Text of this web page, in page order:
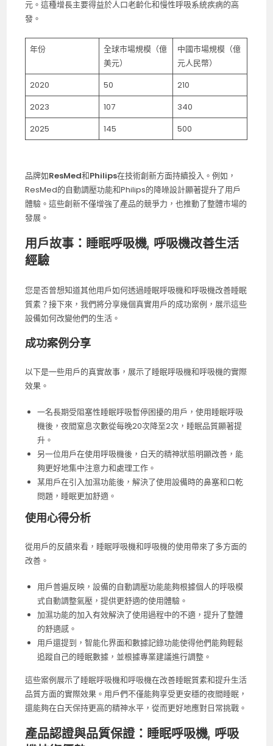
元。這種增長主要得益於人口老齡化和慢性呼吸系統疾病的高
發。
年份
全球市場規模（億
美元）
中國市場規模（億
元人民幣）
2020
50
210
2023
107
340
2025
145 500
品牌如ResMed和Philips在技術創新方面持續投入。例如，
ResMed的自動調壓功能和Philips的降噪設計顯著提升了用戶
體驗。這些創新不僅增強了產品的競爭力，也推動了整體市場的
發展。
用戶故事：睡眠呼吸機, 呼吸機改善生活
經驗
您是否曾想知道其他用戶如何透過睡眠呼吸機和呼吸機改善睡眠
質素？接下來，我們將分享幾個真實用戶的成功案例，展示這些
設備如何改變他們的生活。
成功案例分享
以下是一些用戶的真實故事，展示了睡眠呼吸機和呼吸機的實際
效果。
一名長期受阻塞性睡眠呼吸暫停困擾的用戶，使用睡眠呼吸
機後，夜間窒息次數從每晚20次降至2次，睡眠品質顯著提
升。
另一位用戶在使用呼吸機後，白天的精神狀態明顯改善，能
夠更好地集中注意力和處理工作。
某用戶在引入加濕功能後，解決了使用設備時的鼻塞和口乾
問題，睡眠更加舒適。
使用心得分析
從用戶的反饋來看，睡眠呼吸機和呼吸機的使用帶來了多方面的
改善。
用戶普遍反映，設備的自動調壓功能能夠根據個人的呼吸模
式自動調整氣壓，提供更舒適的使用體驗。
加濕功能的加入有效解決了使用過程中的不適，提升了整體
的舒適感。
用戶還提到，智能化界面和數據記錄功能使得他們能夠輕鬆
追蹤自己的睡眠數據，並根據專業建議進行調整。
這些案例展示了睡眠呼吸機和呼吸機在改善睡眠質素和提升生活
品質方面的實際效果。用戶們不僅能夠享受更安穩的夜間睡眠，
還能夠在白天保持更高的精神水平，從而更好地應對日常挑戰。
產品認證與品質保證：睡眠呼吸機, 呼吸